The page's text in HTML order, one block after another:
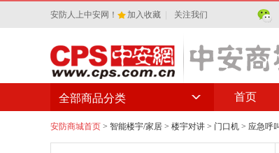
安防人上中安网！ 加入收藏 关注我们
首页
全部商品分类
安防商城首页 > 智能楼宇/家居 > 楼宇对讲 > 门口机 > 应急呼